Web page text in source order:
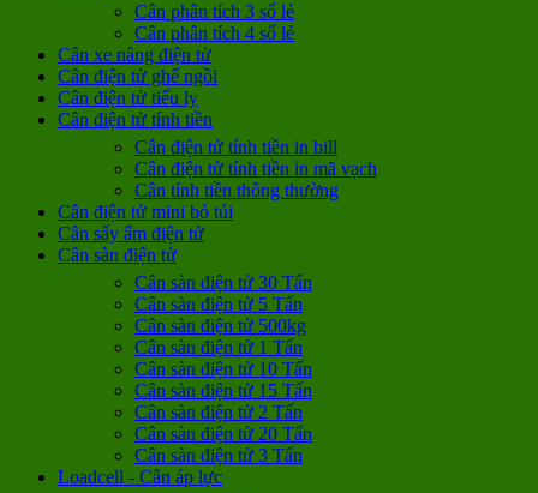
Cân phân tích 3 số lẻ
Cân phân tích 4 số lẻ
Cân xe nâng điện tử
Cân điện tử ghế ngồi
Cân điện tử tiểu ly
Cân điện tử tính tiền
Cân điện tử tính tiền in bill
Cân điện tử tính tiền in mã vạch
Cân tính tiền thông thường
Cân điện tử mini bỏ túi
Cân sấy ẩm điện tử
Cân sàn điện tử
Cân sàn điện tử 30 Tấn
Cân sàn điện tử 5 Tấn
Cân sàn điện tử 500kg
Cân sàn điện tử 1 Tấn
Cân sàn điện tử 10 Tấn
Cân sàn điện tử 15 Tấn
Cân sàn điện tử 2 Tấn
Cân sàn điện tử 20 Tấn
Cân sàn điện tử 3 Tấn
Loadcell - Cân áp lực